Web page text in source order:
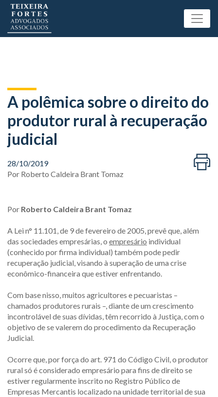
A polêmica sobre o direito do
produtor rural à recuperação
judicial
28/10/2019
Por Roberto Caldeira Brant Tomaz
Por Roberto Caldeira Brant Tomaz
A Lei n° 11.101, de 9 de fevereiro de 2005, prevê que, além
das sociedades empresárias, o empresário individual
(conhecido por firma individual) também pode pedir
recuperação judicial, visando à superação de uma crise
econômico-financeira que estiver enfrentando.
Com base nisso, muitos agricultores e pecuaristas –
chamados produtores rurais –, diante de um crescimento
incontrolável de suas dívidas, têm recorrido à Justiça, com o
objetivo de se valerem do procedimento da Recuperação
Judicial.
Ocorre que, por força do art. 971 do Código Civil, o produtor
rural só é considerado empresário para fins de direito se
estiver regularmente inscrito no Registro Público de
Empresas Mercantis localizado na unidade territorial de sua